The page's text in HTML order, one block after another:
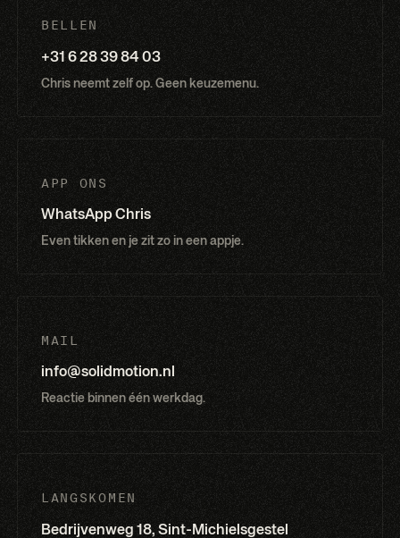
BELLEN
+31 6 28 39 84 03
Chris neemt zelf op. Geen keuzemenu.
APP ONS
WhatsApp Chris
Even tikken en je zit zo in een appje.
MAIL
info@solidmotion.nl
Reactie binnen één werkdag.
LANGSKOMEN
Bedrijvenweg 18, Sint-Michielsgestel